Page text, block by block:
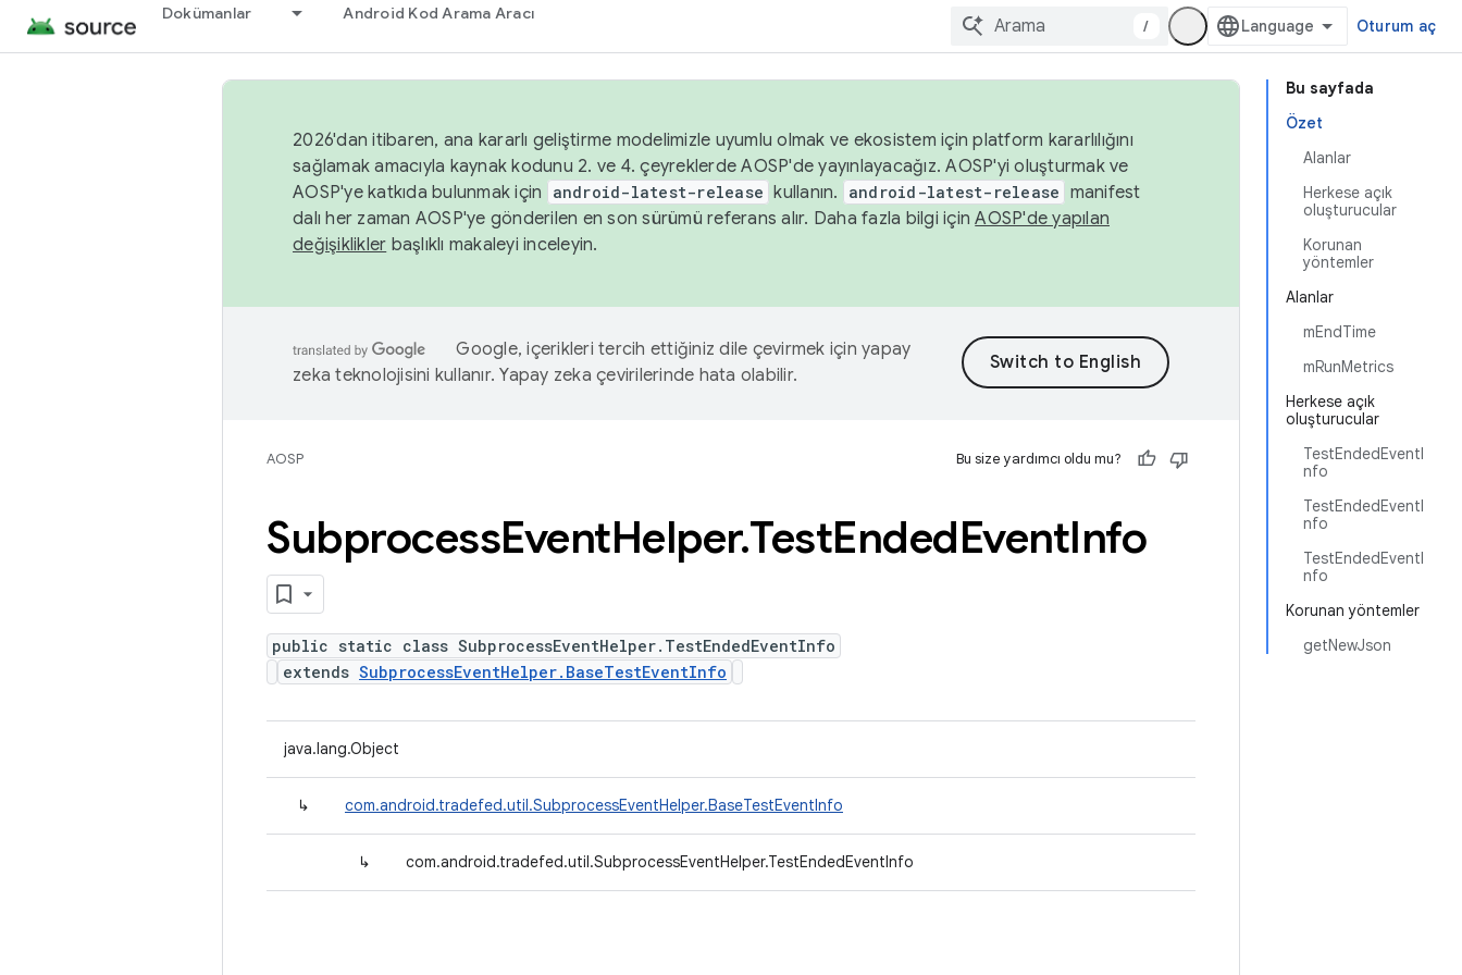
Dokümanlar Android Kod Arama Aracı
/ Oturum aç
Bu sayfada
Özet
Alanlar
Herkese açık
oluşturucular
Korunan
yöntemler
Alanlar
mEndTime
mRunMetrics
Herkese açık
oluşturucular
TestEndedEventI
nfo
TestEndedEventI
nfo
TestEndedEventI
nfo
Korunan yöntemler
getNewJson
2026'dan itibaren, ana kararlı geliştirme modelimizle uyumlu olmak ve ekosistem için platform kararlılığını
sağlamak amacıyla kaynak kodunu 2. ve 4. çeyreklerde AOSP'de yayınlayacağız. AOSP'yi oluşturmak ve
AOSP'ye katkıda bulunmak için
android-latest-release kullanın. android-latest-release manifest
dalı her zaman AOSP'ye gönderilen en son sürümü referans alır. Daha fazla bilgi içinAOSP'de yapılan
değişiklikler başlıklı makaleyi inceleyin.
Google, içerikleri tercih ettiğiniz dile çevirmek için yapay
zeka teknolojisini kullanır. Yapay zeka çevirilerinde hata olabilir.
AOSP Bu size yardımcı oldu mu?
SubprocessEventHelper.TestEndedEventInfo
public static class SubprocessEventHelper.TestEndedEventInfo
extends SubprocessEventHelper.BaseTestEventInfo
java.lang.Object
↳ com.android.tradefed.util.SubprocessEventHelper.BaseTestEventInfo
↳ com.android.tradefed.util.SubprocessEventHelper.TestEndedEventInfo